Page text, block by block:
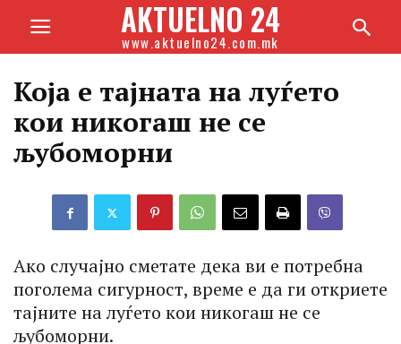
AKTUELNO 24
www.aktuelno24.com.mk
Која е тајната на луѓето
кои никогаш не се
љубоморни
Ако случајно сметате дека ви е потребна
поголема сигурност, време е да ги откриете
тајните на луѓето кои никогаш не се
љубоморни.